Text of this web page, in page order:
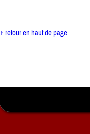
↑ retour en haut de page